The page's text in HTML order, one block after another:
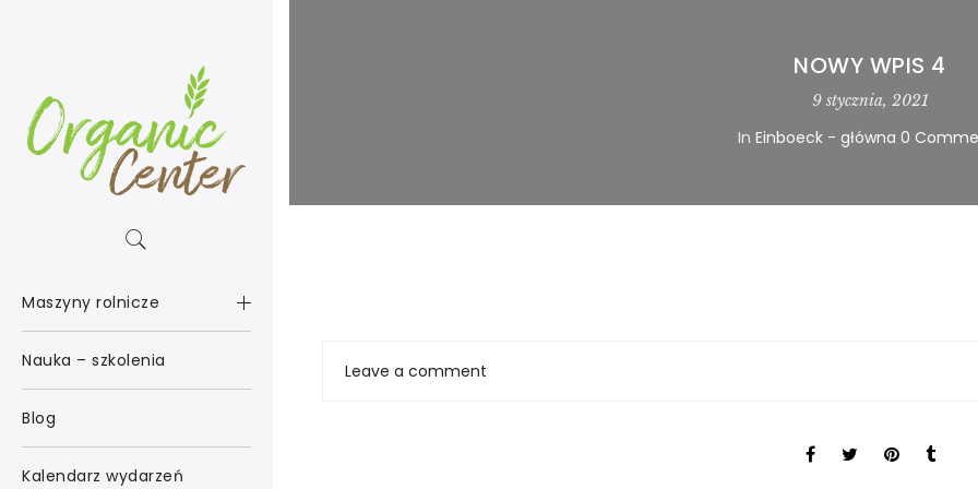
Maszyny rolnicze
Nauka – szkolenia
Blog
Kalendarz wydarzeń
NOWY WPIS 4
9 stycznia, 2021
In Einboeck - główna 0
Leave a comment